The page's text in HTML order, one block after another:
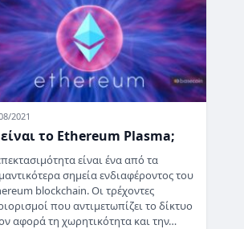
2021
είναι το Ethereum Plasma;
είναι ένα από τα
σημεία ενδιαφέροντος του
blockchain. Οι τρέχοντες
που αντιμετωπίζει το δίκτυο
αφορά τη χωρητικότητα και την…